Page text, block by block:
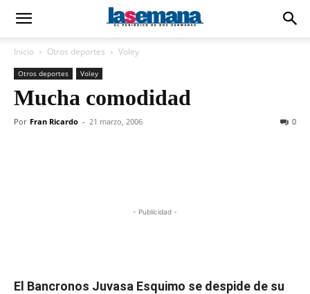
Inicio Otros deportes Voley
Otros deportes Voley
Mucha comodidad
Por Fran Ricardo - 21 marzo, 2006 0
- Publicidad -
El Bancronos Juvasa Esquimo se despide de su